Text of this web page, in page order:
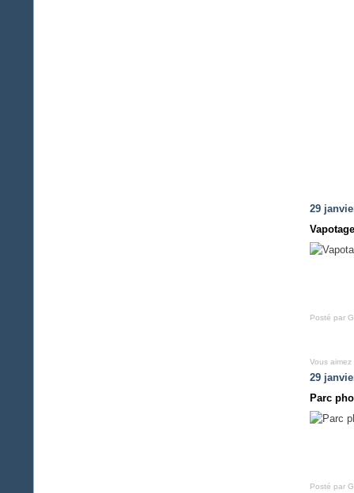
29
Vapotage
Posté par
Vous aimez
29
Parc
Posté par